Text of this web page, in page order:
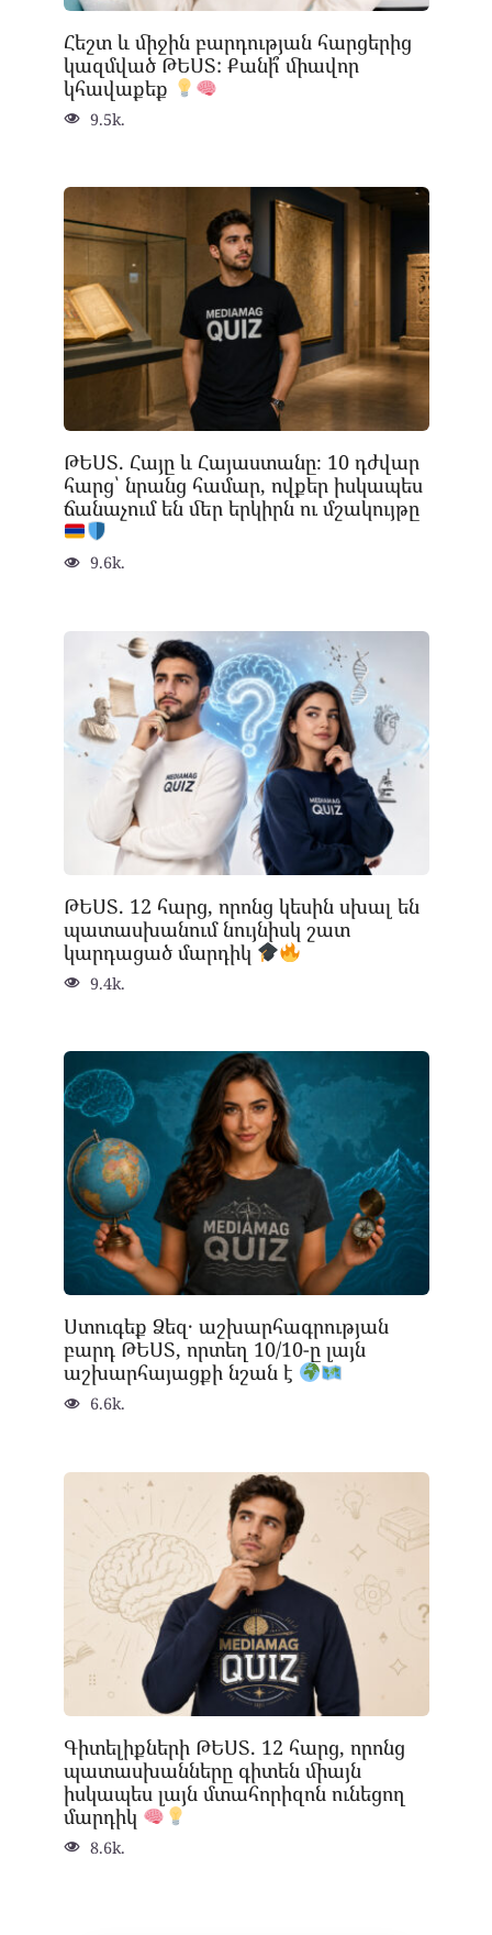
Հեշտ և միջին բարդության հարցերից
կազմված ԹԵՍՏ: Քանի՞ միավոր
կհավաքեք
9.5k.
ԹԵՍՏ. Հայը և Հայաստանը։ 10 դժվար
հարց՝ նրանց համար, ովքեր իսկապես
ճանաչում են մեր երկիրն ու մշակույթը
9.6k.
ԹԵՍՏ. 12 հարց, որոնց կեսին սխալ են
պատասխանում նույնիսկ շատ
կարդացած մարդիկ
9.4k.
Ստուգեք Ձեզ․ աշխարհագրության
բարդ ԹԵՍՏ, որտեղ 10/10-ը լայն
աշխարհայացքի նշան է
6.6k.
Գիտելիքների ԹԵՍՏ. 12 հարց, որոնց
պատասխանները գիտեն միայն
իսկապես լայն մտահորիզոն ունեցող
մարդիկ
8.6k.